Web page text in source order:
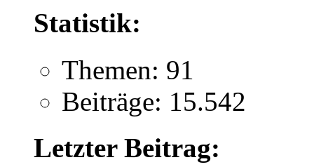
Statistik:
Themen: 91
Beiträge: 15.542
Letzter Beitrag: